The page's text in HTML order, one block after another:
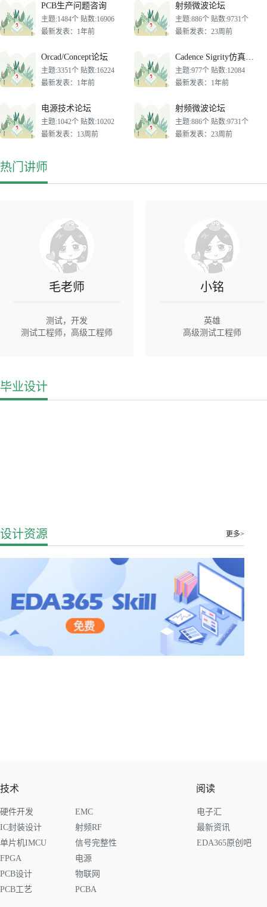
PCB生产问题咨询
主题:1484个 贴数:16906
最新发表：1年前
射频微波论坛
主题:886个 贴数:9731个
最新发表：23周前
Orcad/Concept论坛
主题:3351个 贴数:16224
最新发表：1年前
主题:977个 贴数:12084
最新发表：1年前
电源技术论坛
主题:1042个 贴数:10202
最新发表：13周前
射频微波论坛
主题:886个 贴数:9731个
最新发表：23周前
热门讲师
毛老师
测试，开发
测试工程师，高级工程师
小铭
英雄
高级测试工程师
毕业设计
设计资源 更多>
技术
硬件开发
EMC
IC封装设计
射频RF
单片机IMCU
信号完整性
FPGA
电源
PCB设计
物联网
PCB工艺
PCBA
阅读
电子汇
最新资讯
EDA365原创吧